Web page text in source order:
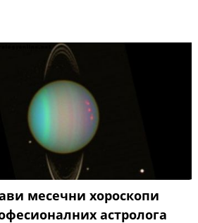
месечни хороскопи
астролога